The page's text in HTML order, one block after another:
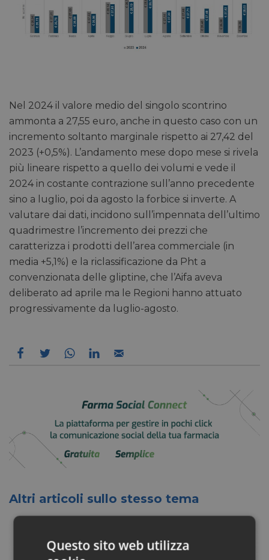
Nel 2024 il valore medio del singolo scontrino
ammonta a 27,55 euro, anche in questo caso con un
incremento soltanto marginale rispetto ai 27,42 del
2023 (+0,5%). L’andamento mese dopo mese si rivela
più lineare rispetto a quello dei volumi e vede il
2024 in costante contrazione sull’anno precedente
sino a luglio, poi da agosto la forbice si inverte. A
valutare dai dati, incidono sull’impennata dell’ultimo
quadrimestre l’incremento dei prezzi che
caratterizza i prodotti dell’area commerciale (in
media +5,1%) e la riclassificazione da Pht a
convenzionata delle gliptine, che l’Aifa aveva
deliberato ad aprile ma le Regioni hanno attuato
progressivamente da luglio-agosto.
Altri articoli sullo stesso tema
Questo sito web utilizza